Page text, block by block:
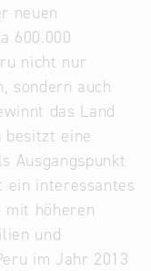
neuen
600.000
nicht nur
sondern auch
das Land
eine
Ausgangspunkt
ein interessantes
höheren
und
im Jahr 2013